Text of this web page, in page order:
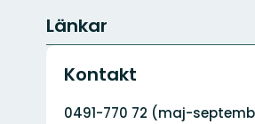
Länkar
Kontakt
Adress
0491-770 72 (maj-